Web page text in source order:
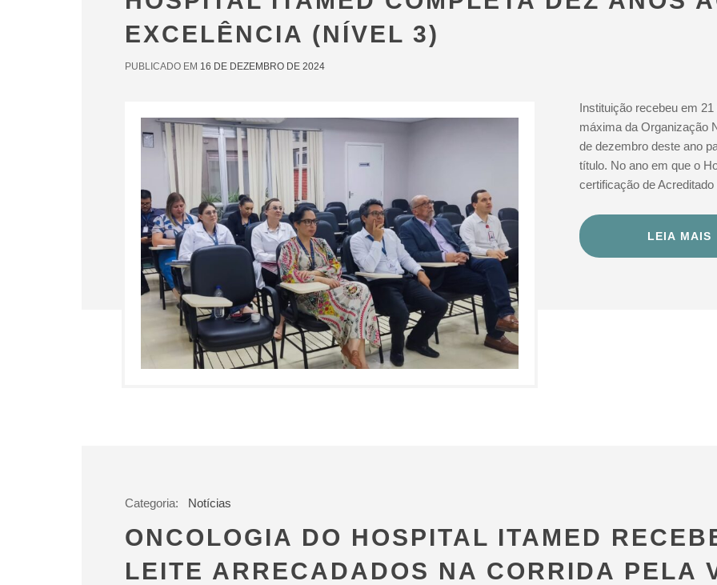
EXCELÊNCIA (NÍVEL 3)
PUBLICADO EM 16 DE DEZEMBRO DE 2024
Instituição recebeu em
máxima da Organização
de dezembro deste ano
título. No ano em que o
certificação de
LEIA MAIS
Categoria: Notícias
ONCOLOGIA DO HOSPITAL ITAMED
LEITE ARRECADADOS NA CORRIDA PELA